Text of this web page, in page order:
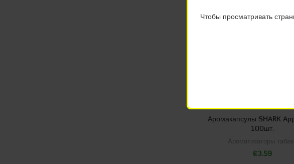
Аромакапсулы SHARK
100шт.
€3.59
Чтобы просматривать